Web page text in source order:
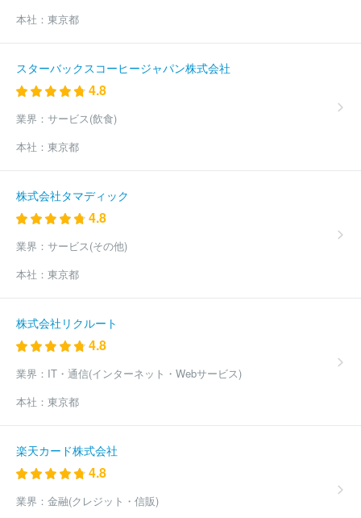
団法人東京ＹＭＣＡ
構
宮園自動車株式会社 株式会社やさしい手
ヒューマンライフ
ＡＲＥＣＲＥＷ
株式会社ケアサービス
株式会社ニチイケアパレ
ス
株式会社ハーフ・センチュリー・モア
社会
福祉法人横浜共生会
会社
株式会社学研ココファン
式会社
株式会社長谷工シニアウェルデザイン
株式会社やまねメ
ディカル
全国健康保険協会
クノサービス
株式会社ハーベスト
ド・パートナーズ
社会福祉法人草加福祉会
ベストリハ株式会社
ほか(3538件)
本社： 東京都
スターバックスコーヒージャパン株式会社
4.8
業界： サービス(飲食)
本社： 東京都
株式会社タマディック
4.8
業界： サービス(その他)
本社： 東京都
株式会社リクルート
4.8
業界： IT・通信(インターネット・Webサービス)
本社： 東京都
楽天カード株式会社
4.8
業界： 金融(クレジット・信販)